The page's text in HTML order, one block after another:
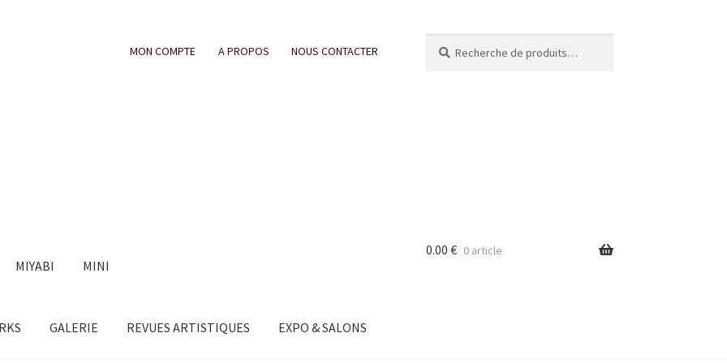
MON COMPTE A PROPOS NOUS CONTACTER
pour :
MIYABI MINI
GALERIE REVUES ARTISTIQUES EXPO & SALONS
0.00 € 0 article